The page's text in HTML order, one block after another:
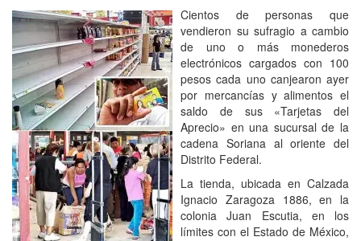
Cientos de personas que
vendieron su sufragio a cambio
de uno o más monederos
electrónicos cargados con 100
pesos cada uno canjearon ayer
por mercancías y alimentos el
saldo de sus «Tarjetas del
Aprecio» en una sucursal de la
cadena Soriana al oriente del
Distrito Federal.
La tienda, ubicada en Calzada
Ignacio Zaragoza 1886, en la
colonia Juan Escutia, en los
límites con el Estado de México,